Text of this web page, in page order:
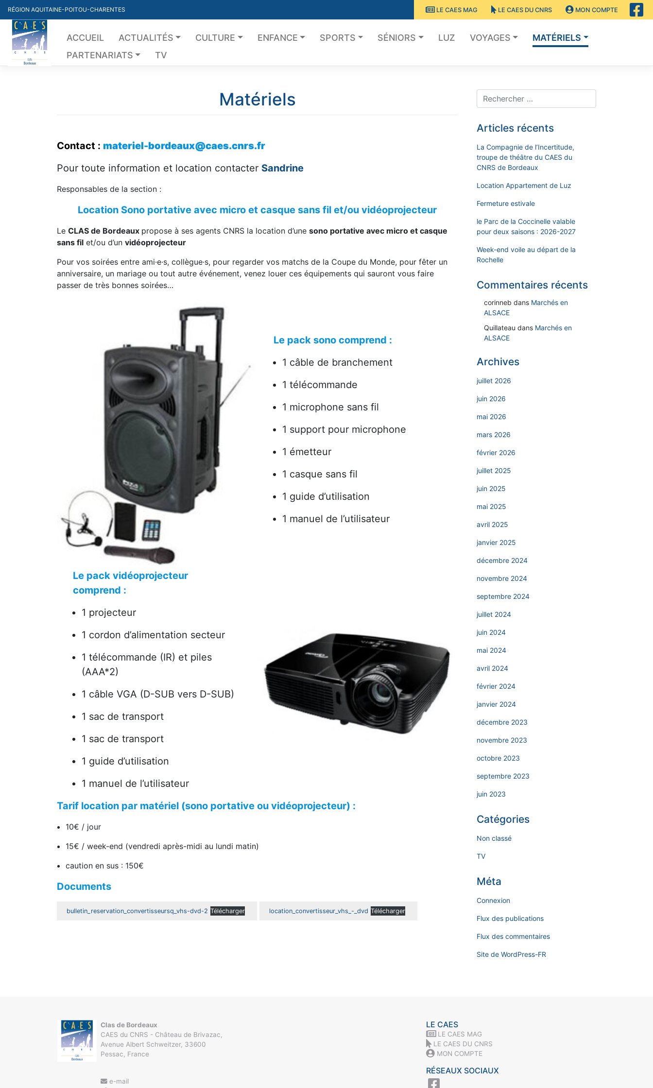
Skip
to
content
RÉGION AQUITAINE-POITOU-CHARENTES LE CAES MAG LE CAES DU CNRS MON COMPTE
ACCUEIL ACTUALITÉS CULTURE ENFANCE SPORTS SÉNIORS LUZ VOYAGES
MATÉRIELS
PARTENARIATS
TV
Matériels
Contact : materiel-bordeaux@caes.cnrs.fr
Pour toute information et location contacter Sandrine
Responsables de la section :
Location Sono portative avec micro et casque sans fil et/ou vidéoprojecteur
Le CLAS de Bordeaux propose à ses agents CNRS la location d’une sono portative avec micro et casque
sans fil et/ou d’un vidéoprojecteur
Pour vos soirées entre ami·e·s, collègue·s, pour regarder vos matchs de la Coupe du Monde, pour fêter un
anniversaire, un mariage ou tout autre événement, venez louer ces équipements qui sauront vous faire
passer de très bonnes soirées…
Le pack sono comprend :
1 câble de branchement
1 télécommande
1 microphone sans fil
1 support pour microphone
1 émetteur
1 casque sans fil
1 guide d’utilisation
1 manuel de l’utilisateur
Le pack vidéoprojecteur
comprend :
1 projecteur
1 cordon d’alimentation secteur
1 télécommande (IR) et piles
(AAA*2)
1 câble VGA (D-SUB vers D-SUB)
1 sac de transport
1 sac de transport
1 guide d’utilisation
1 manuel de l’utilisateur
Tarif location par matériel (sono portative ou vidéoprojecteur) :
10€ / jour
15€ / week-end (vendredi après-midi au lundi matin)
caution en sus : 150€
Documents
bulletin_reservation_convertisseursq_vhs-dvd-2 Télécharger location_convertisseur_vhs_-_dvd Télécharger
Articles récents
La Compagnie de l’Incertitude,
troupe de théâtre du CAES du
CNRS de Bordeaux
Location Appartement de Luz
Fermeture estivale
le Parc de la Coccinelle valable
pour deux saisons : 2026-2027
Week-end voile au départ de la
Rochelle
Commentaires récents
corinneb dans Marchés en
ALSACE
Quillateau dans Marchés en
ALSACE
Archives
juillet 2026
juin 2026
mai 2026
mars 2026
février 2026
juillet 2025
juin 2025
mai 2025
avril 2025
janvier 2025
décembre 2024
novembre 2024
septembre 2024
juillet 2024
juin 2024
mai 2024
avril 2024
février 2024
janvier 2024
décembre 2023
novembre 2023
octobre 2023
septembre 2023
juin 2023
Catégories
Non classé
TV
Méta
Connexion
Flux des publications
Flux des commentaires
Site de WordPress-FR
Clas de Bordeaux
CAES du CNRS - Château de Brivazac,
Avenue Albert Schweitzer, 33600
Pessac, France
e-mail
LE CAES
LE CAES MAG
LE CAES DU CNRS
MON COMPTE
RÉSEAUX SOCIAUX